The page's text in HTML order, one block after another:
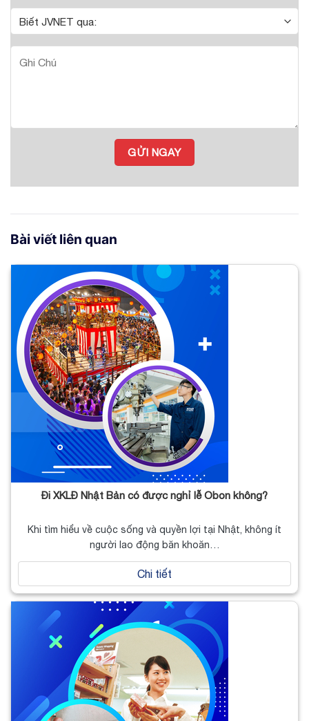
Bài viết liên quan
Đi XKLĐ Nhật Bản có được nghỉ lễ Obon không?
Khi tìm hiểu về cuộc sống và quyền lợi tại Nhật, không ít
người lao động băn khoăn…
Chi tiết